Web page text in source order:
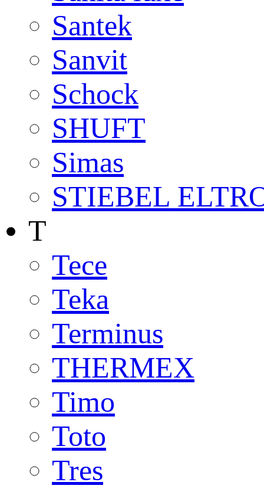
Santek
Sanvit
Schock
SHUFT
Simas
STIEBEL
T
Tece
Teka
Terminus
THERMEX
Timo
Toto
Tres